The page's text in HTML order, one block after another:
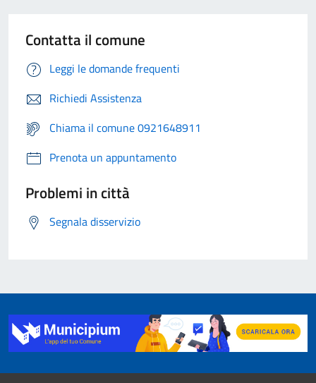
Contatta il comune
Leggi le domande frequenti
Richiedi Assistenza
Chiama il comune 0921648911
Prenota un appuntamento
Problemi in città
Segnala disservizio